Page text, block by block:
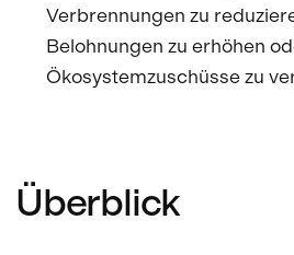
Verbrennungen zu
Belohnungen zu erhöhen
Ökosystemzuschüsse zu
Überblick